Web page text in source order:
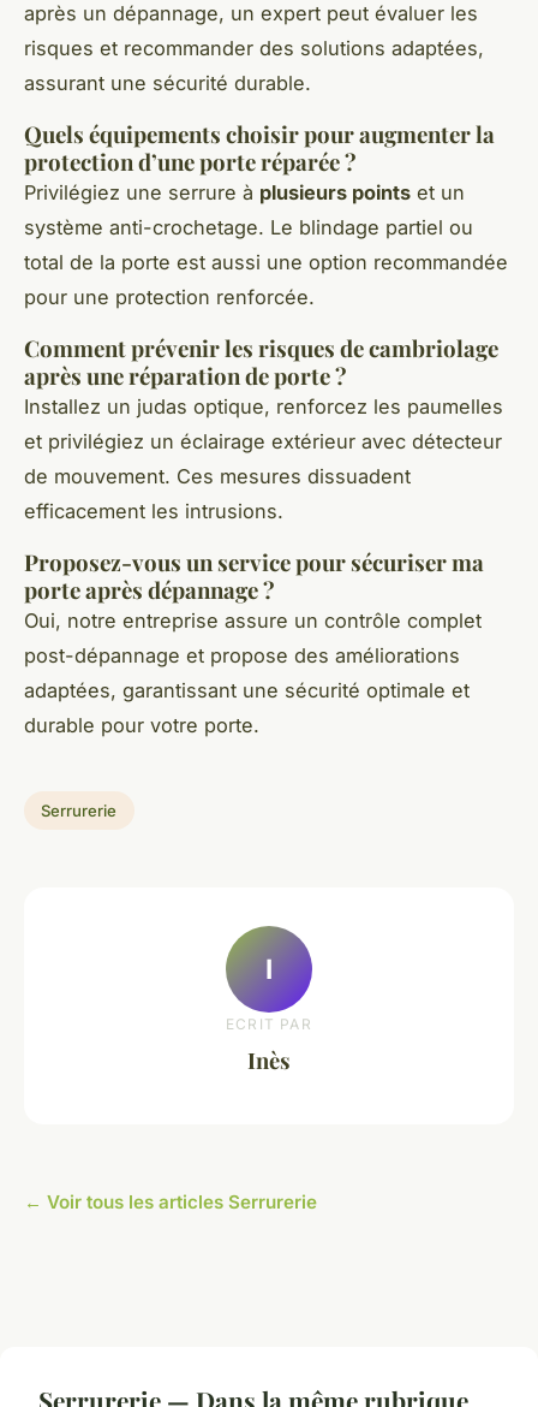
après un dépannage, un expert peut évaluer les
risques et recommander des solutions adaptées,
assurant une sécurité durable.
Quels équipements choisir pour augmenter la
protection d’une porte réparée ?
Privilégiez une serrure à plusieurs points et un
système anti-crochetage. Le blindage partiel ou
total de la porte est aussi une option recommandée
pour une protection renforcée.
Comment prévenir les risques de cambriolage
après une réparation de porte ?
Installez un judas optique, renforcez les paumelles
et privilégiez un éclairage extérieur avec détecteur
de mouvement. Ces mesures dissuadent
efficacement les intrusions.
Proposez-vous un service pour sécuriser ma
porte après dépannage ?
Oui, notre entreprise assure un contrôle complet
post-dépannage et propose des améliorations
adaptées, garantissant une sécurité optimale et
durable pour votre porte.
Serrurerie
I
ECRIT PAR
Inès
← Voir tous les articles Serrurerie
Serrurerie — Dans la même rubrique